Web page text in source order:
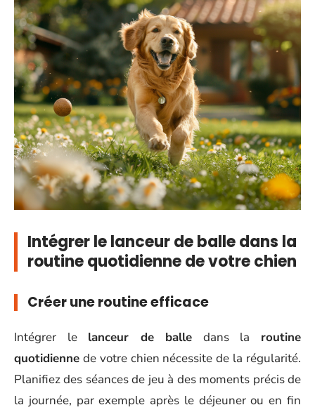
Intégrer le lanceur de balle dans la
routine quotidienne de votre chien
Créer une routine efficace
Intégrer le lanceur de balle dans la routine
quotidienne de votre chien nécessite de la régularité.
Planifiez des séances de jeu à des moments précis de
la journée, par exemple après le déjeuner ou en fin